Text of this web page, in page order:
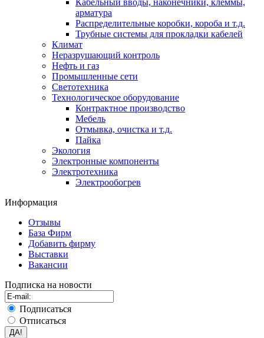
Кабельный вводы, наконечники, клеммы,
арматура
Распределительные коробки, короба и т.д.
Трубные системы для прокладки кабелей
Климат
Неразрушающий контроль
Нефть и газ
Промышленные сети
Светотехника
Технологическое оборудование
Контрактное производство
Мебель
Отмывка, очистка и т.д.
Пайка
Экология
Электронные компоненты
Электротехника
Электрообогрев
Информация
Отзывы
База Фирм
Добавить фирму
Выставки
Вакансии
Подписка на новости
Подписаться
Отписаться